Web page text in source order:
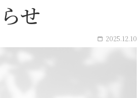
せ
2025.12.10